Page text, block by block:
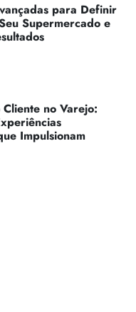
para Definir
Supermercado e
no Varejo:
Impulsionam